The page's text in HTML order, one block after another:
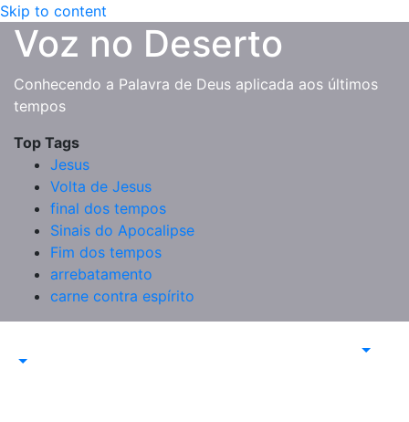
Skip to content
Voz no Deserto
Conhecendo a Palavra de Deus aplicada aos últimos
tempos
Top Tags
Jesus
Volta de Jesus
final dos tempos
Sinais do Apocalipse
Fim dos tempos
arrebatamento
carne contra espírito